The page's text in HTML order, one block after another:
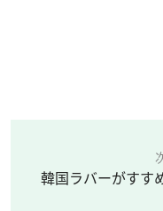
韓国ラバーがすす